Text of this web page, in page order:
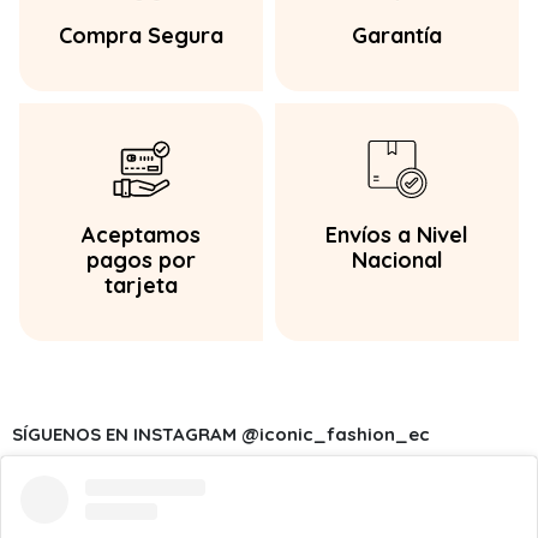
Compra Segura Garantía
Aceptamos
pagos por
tarjeta
Envíos a Nivel
Nacional
SÍGUENOS EN INSTAGRAM @iconic_fashion_ec